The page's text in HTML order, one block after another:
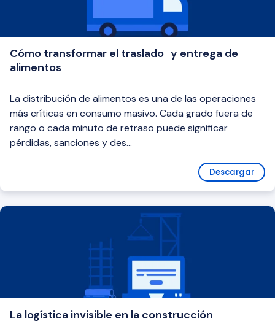
Cómo transformar el traslado y entrega de
alimentos
La distribución de alimentos es una de las operaciones
más críticas en consumo masivo. Cada grado fuera de
rango o cada minuto de retraso puede significar
pérdidas, sanciones y des...
Descargar
La logística invisible en la construcción